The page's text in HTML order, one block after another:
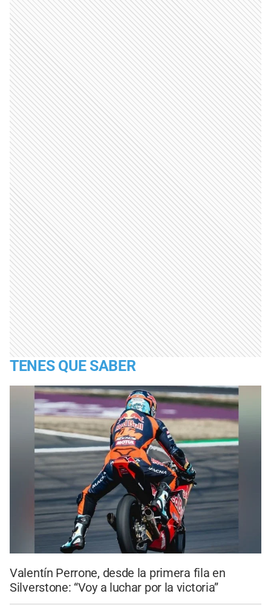
TENES QUE SABER
Valentín Perrone, desde la primera fila en
Silverstone: “Voy a luchar por la victoria”